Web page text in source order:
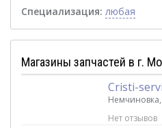
Специализация: любая
Магазины запчастей в г.
Cristi-
Нет отзывов